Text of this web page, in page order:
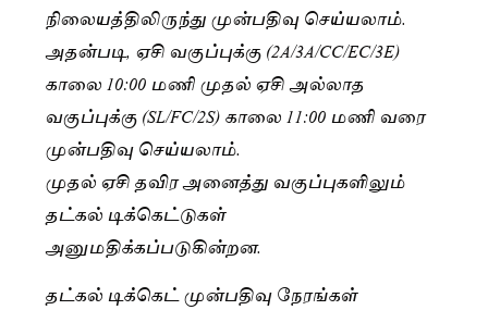
நிலையத்திலிருந்து முன்பதிவு செய்யலாம்.
அதன்படி, ஏசி வகுப்புக்கு (2A/3A/CC/EC/3E)
காலை 10:00 மணி முதல் ஏசி அல்லாத
வகுப்புக்கு (SL/FC/2S) காலை 11:00 மணி வரை
முன்பதிவு செய்யலாம்.
முதல் ஏசி தவிர அனைத்து வகுப்புகளிலும்
தட்கல் டிக்கெட்டுகள்
அனுமதிக்கப்படுகின்றன.
தட்கல் டிக்கெட் முன்பதிவு நேரங்கள்